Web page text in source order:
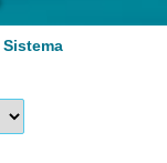
Sistema